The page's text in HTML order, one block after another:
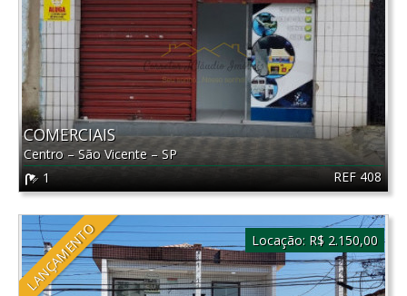
REF 408
COMERCIAIS
Centro–São Vicente –SP
1
LANÇAMENTO Locação: R$ 2.150,00